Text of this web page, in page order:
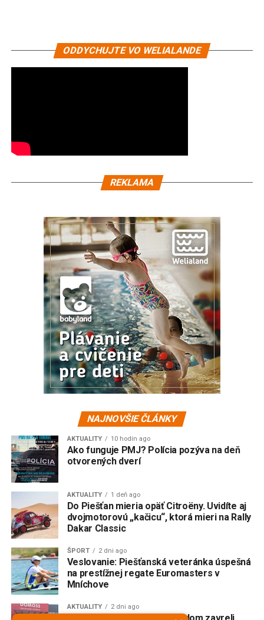
ODDYCHUJTE VO WELIALANDE
REKLAMA
NAJNOVŠIE ČLÁNKY
AKTUALITY 10 hodín ago
Ako funguje PMJ? Polícia pozýva na deň
otvorených dverí
AKTUALITY 1 deň ago
Do Piešťan mieria opäť Citroëny. Uvidíte aj
dvojmotorovú „kačicu“, ktorá mieri na Rally
Dakar Classic
ŠPORT 2 dni ago
Veslovanie: Piešťanská veteránka úspešná
na prestížnej regate Euromasters v
Mníchove
AKTUALITY 2 dni ago